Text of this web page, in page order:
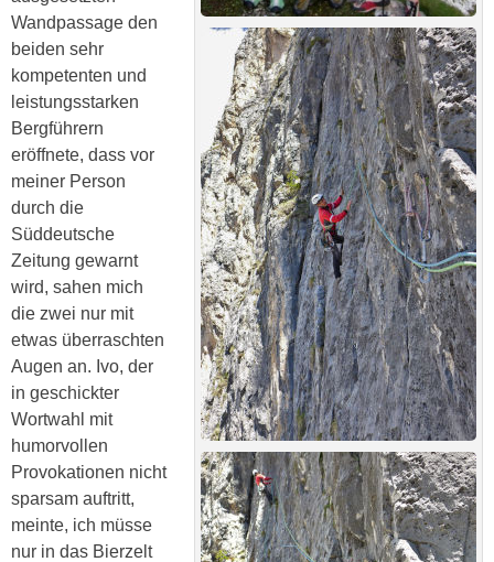
Wandpassage den
beiden sehr
kompetenten und
leistungsstarken
Bergführern
eröffnete, dass vor
meiner Person
durch die
Süddeutsche
Zeitung gewarnt
wird, sahen mich
die zwei nur mit
etwas überraschten
Augen an. Ivo, der
in geschickter
Wortwahl mit
humorvollen
Provokationen nicht
sparsam auftritt,
meinte, ich müsse
nur in das Bierzelt